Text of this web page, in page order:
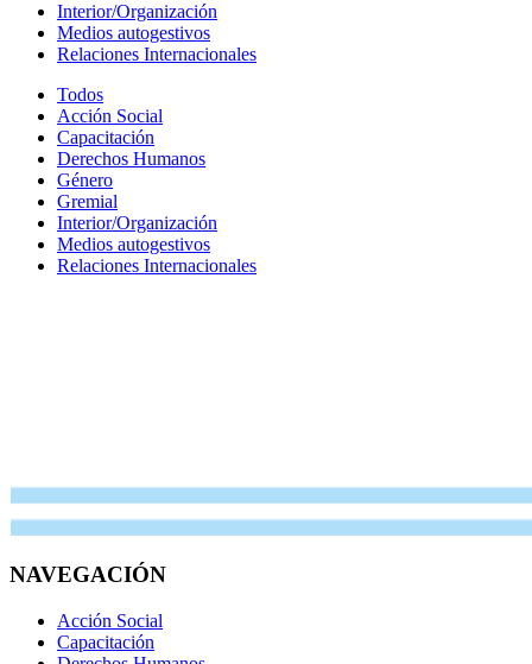
Interior/Organización
Medios autogestivos
Relaciones Internacionales
Todos
Acción Social
Capacitación
Derechos Humanos
Género
Gremial
Interior/Organización
Medios autogestivos
Relaciones Internacionales
NAVEGACIÓN
Acción Social
Capacitación